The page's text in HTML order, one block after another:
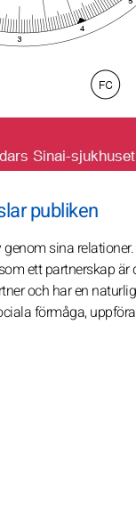
publiken
sina
ett partnerskap
och har en
förmåga,